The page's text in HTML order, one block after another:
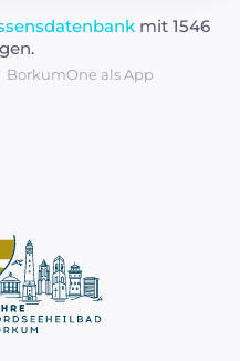
mit 1546
BorkumOne als App